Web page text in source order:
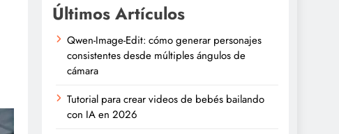
Últimos Artículos
Qwen-Image-Edit: cómo generar personajes
consistentes desde múltiples ángulos de
cámara
Tutorial para crear videos de bebés bailando
con IA en 2026